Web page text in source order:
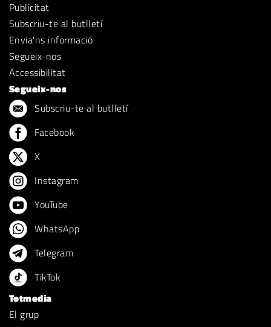
Publicitat
Subscriu-te al butlletí
Envia'ns informació
Segueix-nos
Accessibilitat
Segueix-nos
Subscriu-te al butlletí
Facebook
X
Instagram
YouTube
WhatsApp
Telegram
TikTok
Totmedia
El grup